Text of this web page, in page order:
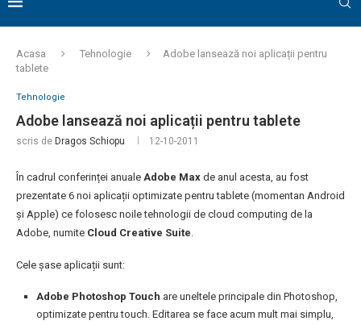
Acasa Tehnologie
Adobe lansează noi aplicații pentru
tablete
Tehnologie
Adobe lansează noi aplicații pentru tablete
scris de Dragos Schiopu 12-10-2011
În cadrul conferinței anuale Adobe Max de anul acesta, au fost
prezentate 6 noi aplicații optimizate pentru tablete (momentan Android
și Apple) ce folosesc noile tehnologii de cloud computing de la
Adobe, numite Cloud Creative Suite.
Cele șase aplicații sunt:
Adobe Photoshop Touch are uneltele principale din Photoshop,
optimizate pentru touch. Editarea se face acum mult mai simplu,